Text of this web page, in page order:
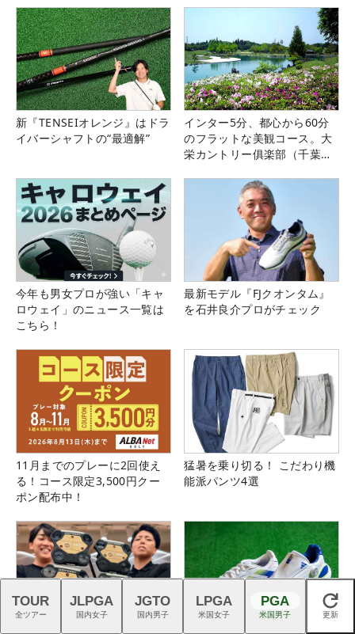
新『TENSEIオレンジ』はドラ
イバーシャフトの“最適解”
インター5分、都心から60分
のフラットな美観コース。大
栄カントリー俱楽部（千葉
今年も男女プロが強い「キャ
ロウェイ」のニュース一覧は
こちら！
最新モデル『FJクオンタム』
を石井良介プロがチェック
11月までのプレーに2回使え
る！コース限定3,500円クー
ポン配布中！
猛暑を乗り切る！ こだわり機
能派パンツ4選
閉じる
TOUR
全ツアー
JLPGA
国内女子
JGTO
国内男子
LPGA
米国女子
PGA
米国男子 更新